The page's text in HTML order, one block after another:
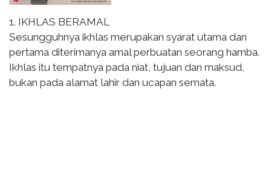
1. IKHLAS BERAMAL
Sesungguhnya ikhlas merupakan syarat utama dan
pertama diterimanya amal perbuatan seorang hamba.
Ikhlas itu tempatnya pada niat, tujuan dan maksud,
bukan pada alamat lahir dan ucapan semata.